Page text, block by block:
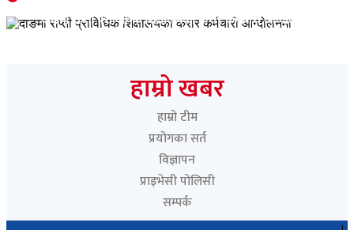
दाङमा राप्ती प्राविधिक शिक्षालयका करार कर्मचारी आन्दोलनमा
हाम्रो खबर
हाम्रो टीम
प्रयोगका सर्त
विज्ञापन
प्राइभेसी पोलिसी
सम्पर्क